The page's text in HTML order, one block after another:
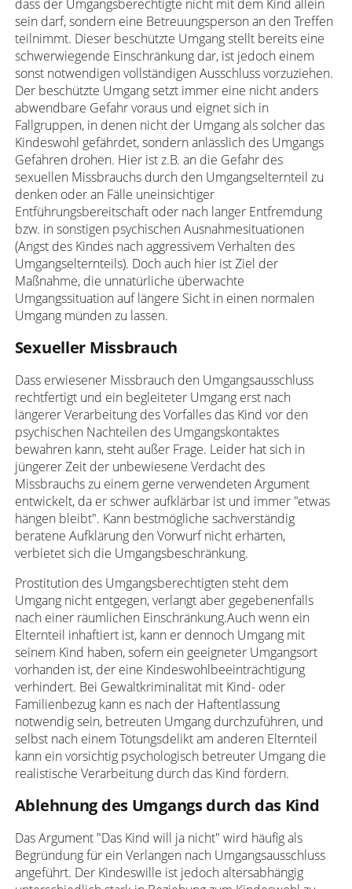
dass der Umgangsberechtigte nicht mit dem Kind allein
sein darf, sondern eine Betreuungsperson an den Treffen
teilnimmt. Dieser beschützte Umgang stellt bereits eine
schwerwiegende Einschränkung dar, ist jedoch einem
sonst notwendigen vollständigen Ausschluss vorzuziehen.
Der beschützte Umgang setzt immer eine nicht anders
abwendbare Gefahr voraus und eignet sich in
Fallgruppen, in denen nicht der Umgang als solcher das
Kindeswohl gefährdet, sondern anlässlich des Umgangs
Gefahren drohen. Hier ist z.B. an die Gefahr des
sexuellen Missbrauchs durch den Umgangselternteil zu
denken oder an Fälle uneinsichtiger
Entführungsbereitschaft oder nach langer Entfremdung
bzw. in sonstigen psychischen Ausnahmesituationen
(Angst des Kindes nach aggressivem Verhalten des
Umgangselternteils). Doch auch hier ist Ziel der
Maßnahme, die unnatürliche überwachte
Umgangssituation auf längere Sicht in einen normalen
Umgang münden zu lassen.
Sexueller Missbrauch
Dass erwiesener Missbrauch den Umgangsausschluss
rechtfertigt und ein begleiteter Umgang erst nach
längerer Verarbeitung des Vorfalles das Kind vor den
psychischen Nachteilen des Umgangskontaktes
bewahren kann, steht außer Frage. Leider hat sich in
jüngerer Zeit der unbewiesene Verdacht des
Missbrauchs zu einem gerne verwendeten Argument
entwickelt, da er schwer aufklärbar ist und immer "etwas
hängen bleibt". Kann bestmögliche sachverständig
beratene Aufklärung den Vorwurf nicht erhärten,
verbietet sich die Umgangsbeschränkung.
Prostitution des Umgangsberechtigten steht dem
Umgang nicht entgegen, verlangt aber gegebenenfalls
nach einer räumlichen Einschränkung.Auch wenn ein
Elternteil inhaftiert ist, kann er dennoch Umgang mit
seinem Kind haben, sofern ein geeigneter Umgangsort
vorhanden ist, der eine Kindeswohlbeeinträchtigung
verhindert. Bei Gewaltkriminalität mit Kind- oder
Familienbezug kann es nach der Haftentlassung
notwendig sein, betreuten Umgang durchzuführen, und
selbst nach einem Tötungsdelikt am anderen Elternteil
kann ein vorsichtig psychologisch betreuter Umgang die
realistische Verarbeitung durch das Kind fördern.
Ablehnung des Umgangs durch das Kind
Das Argument "Das Kind will ja nicht" wird häufig als
Begründung für ein Verlangen nach Umgangsausschluss
angeführt. Der Kindeswille ist jedoch altersabhängig